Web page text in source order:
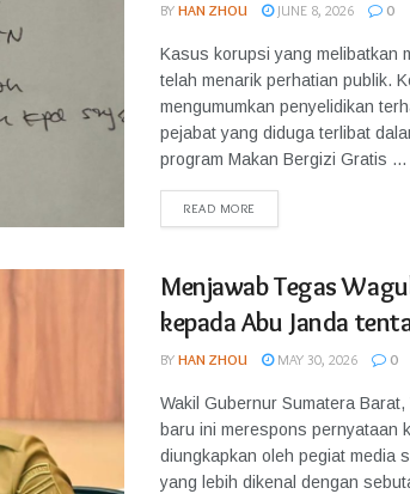
BY HAN ZHOU JUNE 8, 2026 0
Kasus korupsi yang melibatkan
telah menarik perhatian publik.
mengumumkan penyelidikan
pejabat yang diduga terlibat
program Makan Bergizi Gratis ...
READ MORE
Menjawab Tegas
kepada Abu Janda
BY HAN ZHOU MAY 30, 2026 0
Wakil Gubernur Sumatera
baru ini merespons pernyataan
diungkapkan oleh pegiat media
yang lebih dikenal dengan